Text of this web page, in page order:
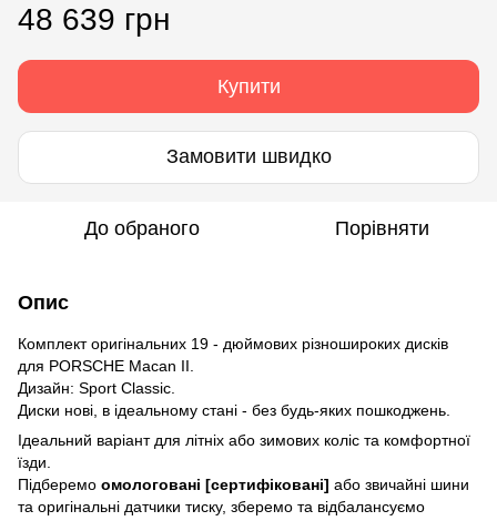
48 639 грн
Купити
Замовити швидко
До обраного Порівняти
Опис
Комплект оригінальних 19 - дюймових різношироких дисків
для PORSCHE Macan II.
Дизайн: Sport Classic.
Диски нові, в ідеальному стані - без будь-яких пошкоджень.
Ідеальний варіант для літніх або зимових коліс та комфортної
їзди.
Підберемо омологовані [сертифіковані] або звичайні шини
та оригінальні датчики тиску, зберемо та відбалансуємо